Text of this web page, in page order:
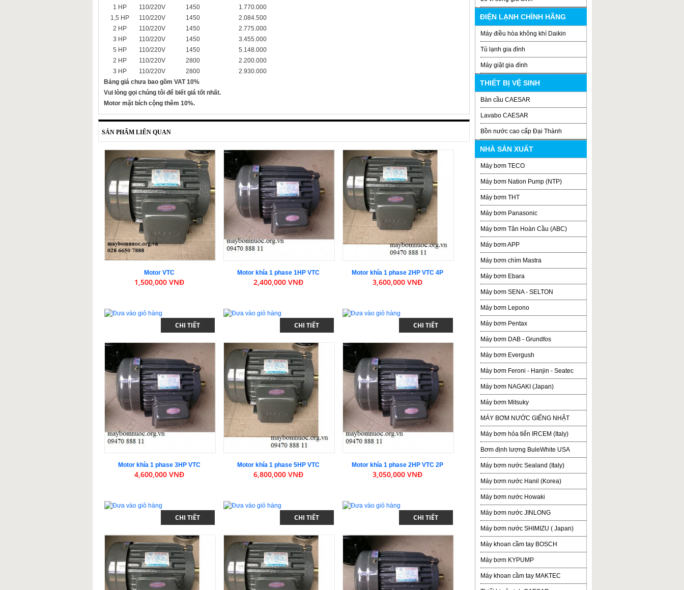
1 HP
110/220V 1450
1.770.000
1,5 HP
110/220V 1450
2.084.500
2 HP
110/220V 1450
2.775.000
3 HP
110/220V 1450
3.455.000
5 HP
110/220V 1450
5.148.000
2 HP
110/220V 2800
2.200.000
3 HP
110/220V 2800
2.930.000
Bảng giá chưa bao gồm VAT 10%
Vui lòng gọi chúng tôi để biết giá tốt nhất.
Motor mặt bích cộng thêm 10%.
SẢN PHẨM LIÊN QUAN
Motor VTC
1,500,000 VNĐ
CHI TIẾT
Motor khía 1 phase 1HP VTC
2,400,000 VNĐ
CHI TIẾT
Motor khía 1 phase 2HP VTC 4P
3,600,000 VNĐ
CHI TIẾT
Motor khía 1 phase 3HP VTC
4,600,000 VNĐ
CHI TIẾT
Motor khía 1 phase 5HP VTC
6,800,000 VNĐ
CHI TIẾT
Motor khía 1 phase 2HP VTC 2P
3,050,000 VNĐ
CHI TIẾT
ĐIỆN LẠNH CHÍNH HÃNG
Máy điều hòa không khí Daikin
Tủ lạnh gia đình
Máy giặt gia đình
THIẾT BỊ VỆ SINH
Bàn cầu CAESAR
Lavabo CAESAR
Bồn nước cao cấp Đại Thành
NHÀ SẢN XUẤT
Máy bơm TECO
Máy bơm Nation Pump (NTP)
Máy bơm THT
Máy bơm Panasonic
Máy bơm Tân Hoàn Cầu (ABC)
Máy bơm APP
Máy bơm chìm Mastra
Máy bơm Ebara
Máy bơm SENA - SELTON
Máy bơm Lepono
Máy bơm Pentax
Máy bơm DAB - Grundfos
Máy bơm Evergush
Máy bơm Feroni - Hanjin - Seatec
Máy bơm NAGAKI (Japan)
Máy bơm Mitsuky
MÁY BƠM NƯỚC GIẾNG NHẬT
Máy bơm hỏa tiển IRCEM (Italy)
Bơm định lượng BuleWhite USA
Máy bơm nước Sealand (Italy)
Máy bơm nước Hanil (Korea)
Máy bơm nước Howaki
Máy bơm nước JINLONG
Máy bơm nước SHIMIZU ( Japan)
Máy khoan cầm tay BOSCH
Máy bơm KYPUMP
Máy khoan cầm tay MAKTEC